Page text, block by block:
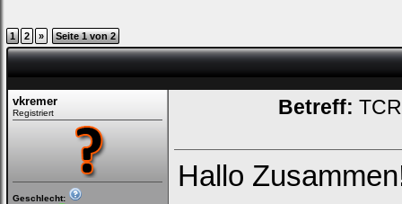
1 2 » Seite 1 von 2
vkremer
Registriert
Geschlecht:
Betreff:
Hallo